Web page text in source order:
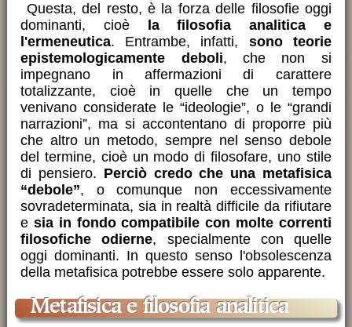
Questa, del resto, è la forza delle filosofie oggi
dominanti, cioè
la filosofia analitica e
l'ermeneutica. Entrambe, infatti, sono teorie
epistemologicamente deboli, che non si
impegnano in affermazioni di carattere
totalizzante, cioè in quelle che un tempo
venivano considerate le “ideologie”, o le “grandi
narrazioni”, ma si accontentano di proporre più
che altro un metodo, sempre nel senso debole
del termine, cioè un modo di filosofare, uno stile
di pensiero. Perciò credo che una metafisica
“debole”, o comunque non eccessivamente
sovradeterminata, sia in realtà difficile da rifiutare
e sia in fondo compatibile con molte correnti
filosofiche odierne, specialmente con quelle
oggi dominanti. In questo senso l'obsolescenza
della metafisica potrebbe essere solo apparente.
Metafisica e filosofia analitica